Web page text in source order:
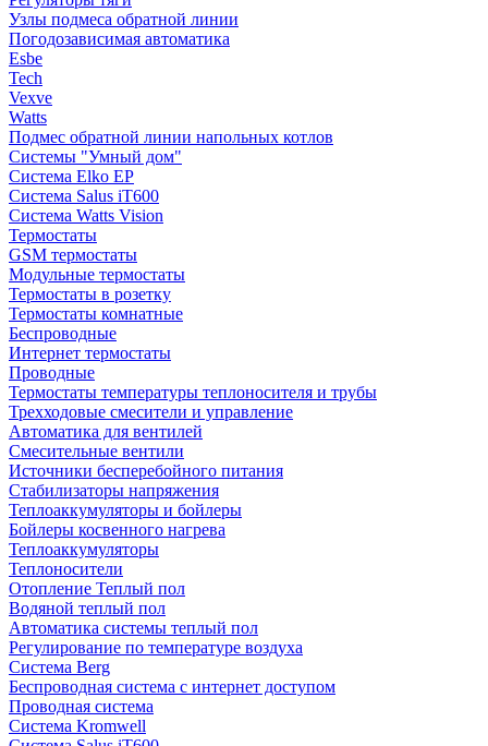
Узлы подмеса обратной линии
Погодозависимая автоматика
Esbe
Tech
Vexve
Watts
Подмес обратной линии напольных котлов
Системы "Умный дом"
Система Elko EP
Система Salus iT600
Система Watts Vision
Термостаты
GSM термостаты
Модульные термостаты
Термостаты в розетку
Термостаты комнатные
Беспроводные
Интернет термостаты
Проводные
Термостаты температуры теплоносителя и трубы
Трехходовые смесители и управление
Автоматика для вентилей
Смесительные вентили
Источники бесперебойного питания
Стабилизаторы напряжения
Теплоаккумуляторы и бойлеры
Бойлеры косвенного нагрева
Теплоаккумуляторы
Теплоносители
Отопление Теплый пол
Водяной теплый пол
Автоматика системы теплый пол
Регулирование по температуре воздуха
Система Berg
Беспроводная система с интернет доступом
Проводная система
Система Kromwell